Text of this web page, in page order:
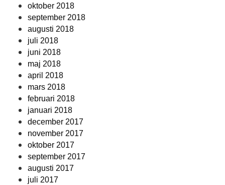
oktober 2018
september 2018
augusti 2018
juli 2018
juni 2018
maj 2018
april 2018
mars 2018
februari 2018
januari 2018
december 2017
november 2017
oktober 2017
september 2017
augusti 2017
juli 2017